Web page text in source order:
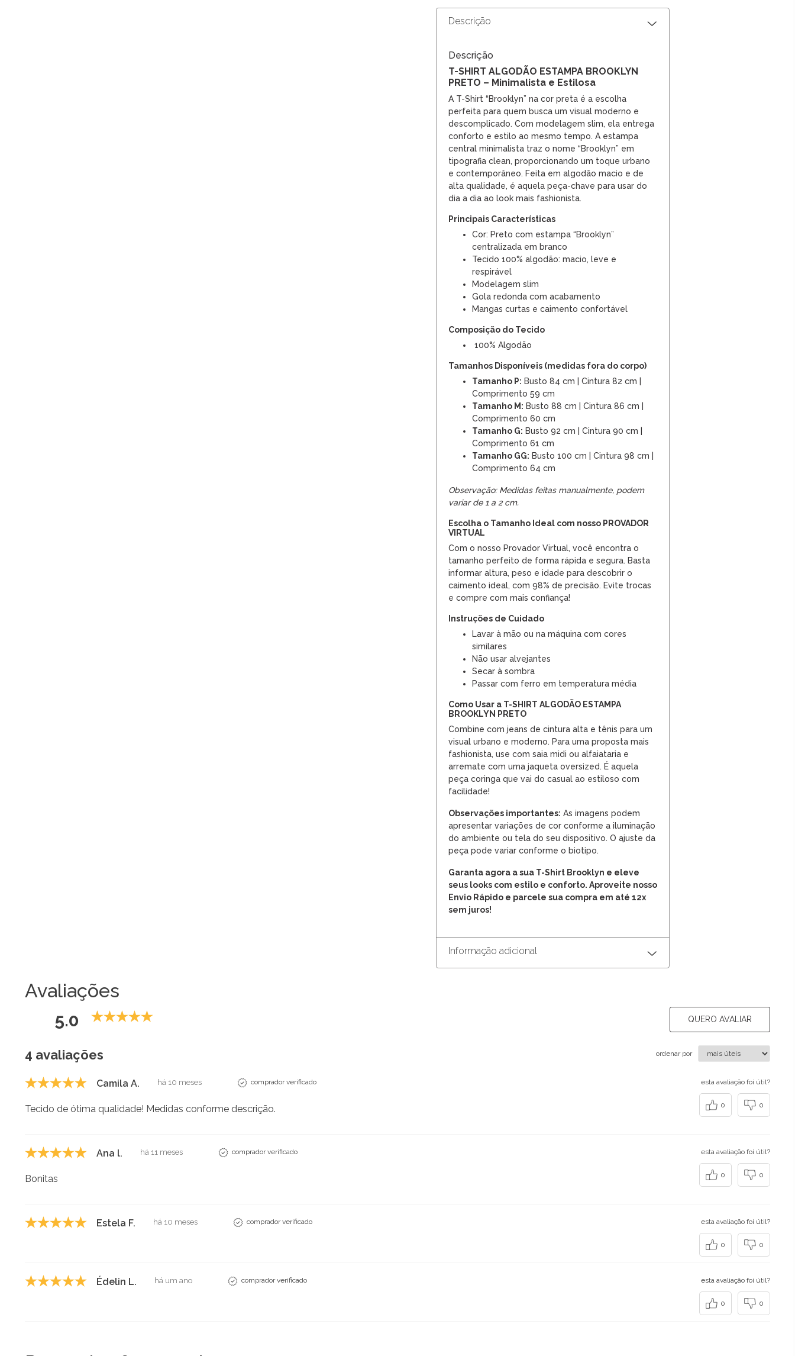
Descrição
Descrição
T-SHIRT ALGODÃO ESTAMPA BROOKLYN
PRETO – Minimalista e Estilosa
A T-Shirt “Brooklyn” na cor preta é a escolha
perfeita para quem busca um visual moderno e
descomplicado. Com modelagem slim, ela entrega
conforto e estilo ao mesmo tempo. A estampa
central minimalista traz o nome “Brooklyn” em
tipografia clean, proporcionando um toque urbano
e contemporâneo. Feita em algodão macio e de
alta qualidade, é aquela peça-chave para usar do
dia a dia ao look mais fashionista.
Principais Características
Cor: Preto com estampa “Brooklyn”
centralizada em branco
Tecido 100% algodão: macio, leve e
respirável
Modelagem slim
Gola redonda com acabamento
Mangas curtas e caimento confortável
Composição do Tecido
100% Algodão
Tamanhos Disponíveis (medidas fora do corpo)
Tamanho P: Busto 84 cm | Cintura 82 cm |
Comprimento 59 cm
Tamanho M: Busto 88 cm | Cintura 86 cm |
Comprimento 60 cm
Tamanho G: Busto 92 cm | Cintura 90 cm |
Comprimento 61 cm
Tamanho GG: Busto 100 cm | Cintura 98 cm |
Comprimento 64 cm
Observação: Medidas feitas manualmente, podem
variar de 1 a 2 cm.
Escolha o Tamanho Ideal com nosso PROVADOR
VIRTUAL
Com o nosso Provador Virtual, você encontra o
tamanho perfeito de forma rápida e segura. Basta
informar altura, peso e idade para descobrir o
caimento ideal, com 98% de precisão. Evite trocas
e compre com mais confiança!
Instruções de Cuidado
Lavar à mão ou na máquina com cores
similares
Não usar alvejantes
Secar à sombra
Passar com ferro em temperatura média
Como Usar a T-SHIRT ALGODÃO ESTAMPA
BROOKLYN PRETO
Combine com jeans de cintura alta e tênis para um
visual urbano e moderno. Para uma proposta mais
fashionista, use com saia midi ou alfaiataria e
arremate com uma jaqueta oversized. É aquela
peça coringa que vai do casual ao estiloso com
facilidade!
Observações importantes: As imagens podem
apresentar variações de cor conforme a iluminação
do ambiente ou tela do seu dispositivo. O ajuste da
peça pode variar conforme o biotipo.
Garanta agora a sua T-Shirt Brooklyn e eleve
seus looks com estilo e conforto. Aproveite nosso
Envio Rápido e parcele sua compra em até 12x
sem juros!
Informação adicional
Avaliações
5.0 QUERO AVALIAR
4 avaliações ordenar por
Camila A. há 10 meses comprador verificado
Tecido de ótima qualidade! Medidas conforme descrição.
esta avaliação foi útil?
0 0
Ana l. há 11 meses comprador verificado
Bonitas
esta avaliação foi útil?
0 0
Estela F. há 10 meses comprador verificado esta avaliação foi útil?
0 0
Édelin L. há um ano comprador verificado esta avaliação foi útil?
0 0